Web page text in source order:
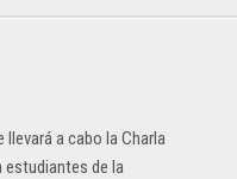
a cabo la Charla
estudiantes de la